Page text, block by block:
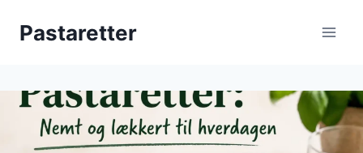
Pastaretter